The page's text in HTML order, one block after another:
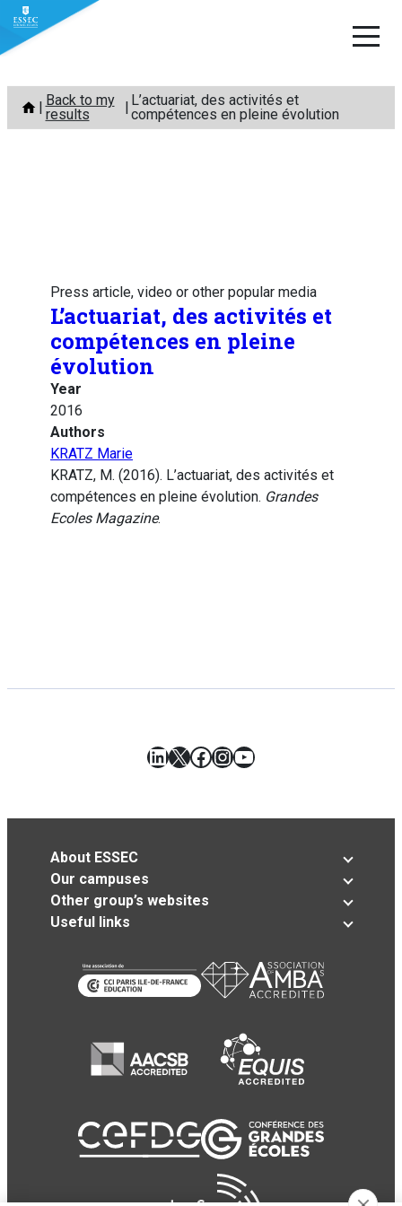
Skip
content
Back to my
results
L’actuariat, des activités et
compétences en pleine évolution
Press article, video or other popular media
L’actuariat, des activités et
compétences en pleine
évolution
Year
2016
Authors
KRATZ Marie
KRATZ, M. (2016). L’actuariat, des activités et
compétences en pleine évolution. Grandes
Ecoles Magazine.
LinkedIn
X Facebook
Instagram
YouTube
About ESSEC
Our campuses
Other group’s websites
Useful links